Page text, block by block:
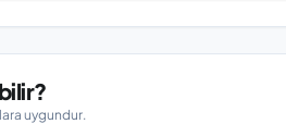
uygundur.